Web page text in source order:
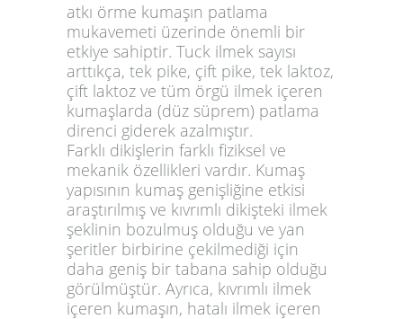
atkı örme kumaşın patlama
mukavemeti üzerinde önemli bir
etkiye sahiptir. Tuck ilmek sayısı
arttıkça, tek pike, çift pike, tek laktoz,
çift laktoz ve tüm örgü ilmek içeren
kumaşlarda (düz süprem) patlama
direnci giderek azalmıştır.
Farklı dikişlerin farklı fiziksel ve
mekanik özellikleri vardır. Kumaş
yapısının kumaş genişliğine etkisi
araştırılmış ve kıvrımlı dikişteki ilmek
şeklinin bozulmuş olduğu ve yan
şeritler birbirine çekilmediği için
daha geniş bir tabana sahip olduğu
görülmüştür. Ayrıca, kıvrımlı ilmek
içeren kumaşın, hatalı ilmek içeren